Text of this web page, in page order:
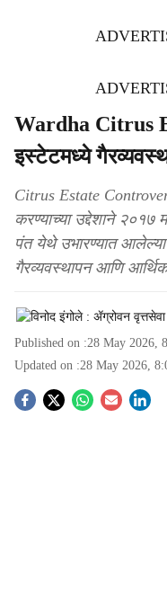
Wardha Citrus
इस्टेटमध्ये
Citrus Estate
करण्याच्या उद्देशाने २०१७
पंत येथे उभारण्यात आलेल्या
गैरव्यवस्थापन आणि
Published on :28 May 2026,
Updated on :28 May 2026,
S